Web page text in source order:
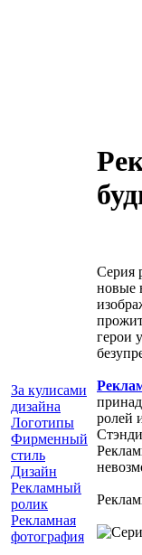
За кулисами
дизайна
Логотипы
Фирменный
стиль
Дизайн
Рекламный
ролик
Рекламная
фотография
Серия
новые
герои
ролей